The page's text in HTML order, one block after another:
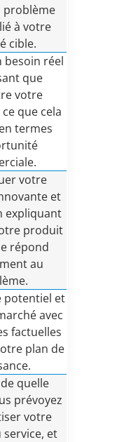
problème
à votre
cible.
besoin réel
que
votre
que cela
termes
votre
et
expliquant
produit
répond
au
potentiel et
avec
factuelles
plan de
quelle
prévoyez
votre
et